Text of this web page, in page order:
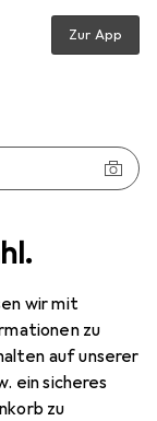
wir mit
zu
auf unserer
ein sicheres
zu
Zur App